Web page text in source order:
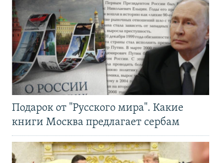
Подарок от "Русского мира". Какие
книги Москва предлагает сербам